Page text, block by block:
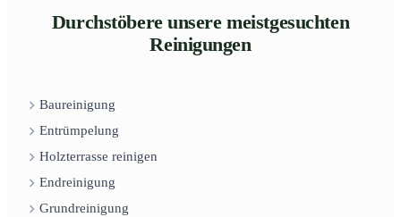
Durchstöbere unsere meistgesuchten
Reinigungen
Baureinigung
Entrümpelung
Holzterrasse reinigen
Endreinigung
Grundreinigung